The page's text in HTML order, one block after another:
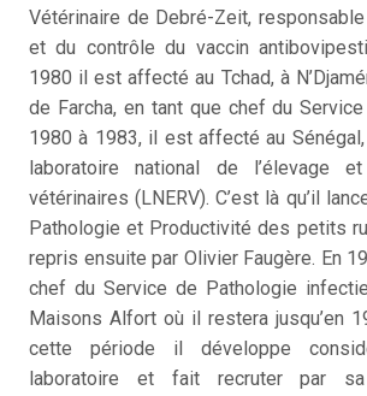
Vétérinaire de Debré-Zeit,
et du contrôle du vaccin
1980 il est affecté au Tchad, à
de Farcha, en tant que chef du
1980 à 1983, il est affecté au Sénégal,
laboratoire national de l’élevage
vétérinaires (LNERV). C’est là qu’il
Pathologie et Productivité des petits
repris ensuite par Olivier Faugère. En
chef du Service de Pathologie
Maisons Alfort où il restera jusqu’en
cette période il développe
laboratoire et fait recruter par